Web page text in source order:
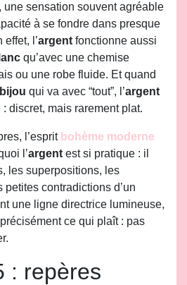
une sensation souvent agréable
à se fondre dans presque
l’argent fonctionne aussi
qu’avec une chemise
ou une robe fluide. Et quand
bijou qui va avec “tout”, l’argent
discret, mais rarement plat.
l’esprit bohème moderne
l’argent est si pratique : il
les superpositions, les
petites contradictions d’un
une ligne directrice lumineuse,
ce qui plaît : pas
: repères